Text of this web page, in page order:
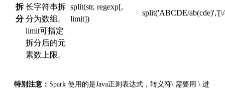
拆
分
长字符串拆
分为数组。
limit可指定
拆分后的元
素数上限。
split(str, regexp[,
limit])
split('ABCDE/
特别注意： Spark 使用的是Java正则表达式，转义符\ 需要用 \ 进